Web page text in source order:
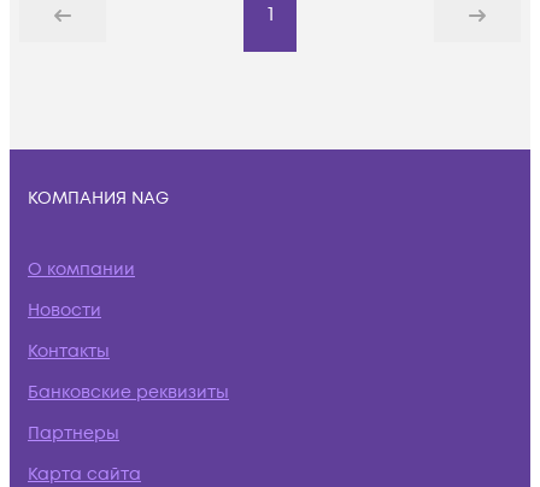
Назад
1
Дальше
КОМПАНИЯ NAG
О компании
Новости
Контакты
Банковские реквизиты
Партнеры
Карта сайта